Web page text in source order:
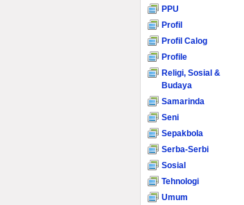
PPU
Profil
Profil Calog
Profile
Religi, Sosial &
Budaya
Samarinda
Seni
Sepakbola
Serba-Serbi
Sosial
Tehnologi
Umum